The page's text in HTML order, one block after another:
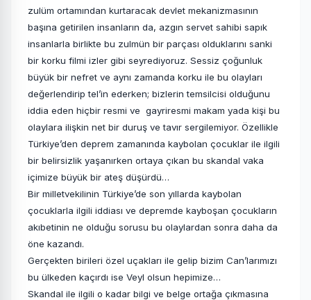
zulüm ortamından kurtaracak devlet mekanizmasının
başına getirilen insanların da, azgın servet sahibi sapık
insanlarla birlikte bu zulmün bir parçası olduklarını sanki
bir korku filmi izler gibi seyrediyoruz. Sessiz çoğunluk
büyük bir nefret ve aynı zamanda korku ile bu olayları
değerlendirip tel’in ederken; bizlerin temsilcisi olduğunu
iddia eden hiçbir resmi ve gayriresmi makam yada kişi bu
olaylara ilişkin net bir duruş ve tavır sergilemiyor. Özellikle
Türkiye’den deprem zamanında kaybolan çocuklar ile ilgili
bir belirsizlik yaşanırken ortaya çıkan bu skandal vaka
içimize büyük bir ateş düşürdü…
Bir milletvekilinin Türkiye’de son yıllarda kaybolan
çocuklarla ilgili iddiası ve depremde kayboşan çocukların
akıbetinin ne olduğu sorusu bu olaylardan sonra daha da
öne kazandı.
Gerçekten birileri özel uçakları ile gelip bizim Can’larımızı
bu ülkeden kaçırdı ise Veyl olsun hepimize…
Skandal ile ilgili o kadar bilgi ve belge ortağa çıkmasına